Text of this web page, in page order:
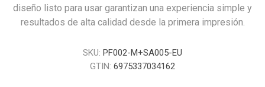
diseño listo para usar garantizan una experiencia simple y
resultados de alta calidad desde la primera impresión.
SKU: PF002-M+SA005-EU
GTIN: 6975337034162